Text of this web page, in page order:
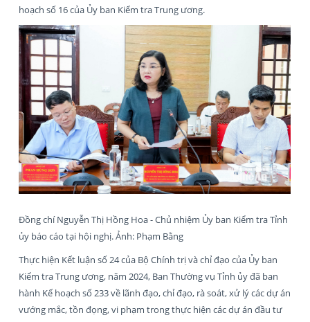
hoạch số 16 của Ủy ban Kiểm tra Trung ương.
Đồng chí Nguyễn Thị Hồng Hoa - Chủ nhiệm Ủy ban Kiểm tra Tỉnh
ủy báo cáo tại hội nghị. Ảnh: Phạm Bằng
Thực hiện Kết luận số 24 của Bộ Chính trị và chỉ đạo của Ủy ban
Kiểm tra Trung ương, năm 2024, Ban Thường vụ Tỉnh ủy đã ban
hành Kế hoạch số 233 về lãnh đạo, chỉ đạo, rà soát, xử lý các dự án
vướng mắc, tồn đọng, vi phạm trong thực hiện các dự án đầu tư